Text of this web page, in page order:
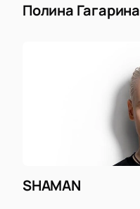
Полина Гагарина
SHAMAN